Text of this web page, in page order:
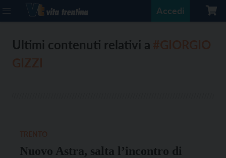
Accedi
Ultimi contenuti relativi a
Nuovo Astra, salta l’incontro di